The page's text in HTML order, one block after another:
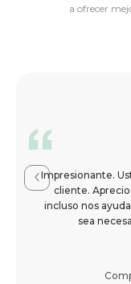
a ofrecer
Impresionante.
cliente.
incluso nos
sea